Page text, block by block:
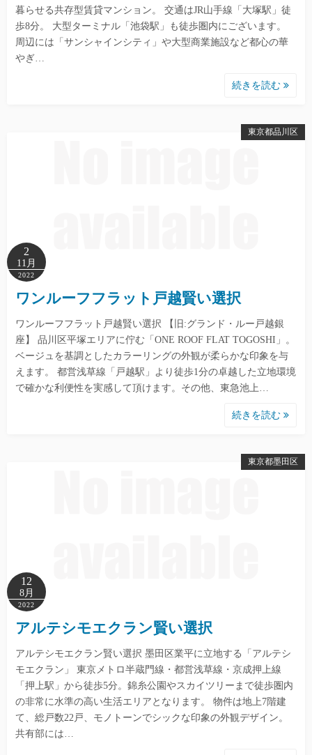
暮らせる共存型賃貸マンション。 交通はJR山手線「大塚駅」徒
歩8分。 大型ターミナル「池袋駅」も徒歩圏内にございます。
周辺には「サンシャインシティ」や大型商業施設など都心の華
やぎ…
続きを読む
東京都品川区
2
11月
2022
ワンルーフフラット戸越賢い選択
ワンルーフフラット戸越賢い選択 【旧:グランド・ルー戸越銀
座】 品川区平塚エリアに佇む「ONE ROOF FLAT TOGOSHI」。
ベージュを基調としたカラーリングの外観が柔らかな印象を与
えます。 都営浅草線「戸越駅」より徒歩1分の卓越した立地環境
で確かな利便性を実感して頂けます。その他、東急池上…
続きを読む
東京都墨田区
12
8月
2022
アルテシモエクラン賢い選択
アルテシモエクラン賢い選択 墨田区業平に立地する「アルテシ
モエクラン」 東京メトロ半蔵門線・都営浅草線・京成押上線
「押上駅」から徒歩5分。錦糸公園やスカイツリーまで徒歩圏内
の非常に水準の高い生活エリアとなります。 物件は地上7階建
て、総戸数22戸、モノトーンでシックな印象の外観デザイン。
共有部には…